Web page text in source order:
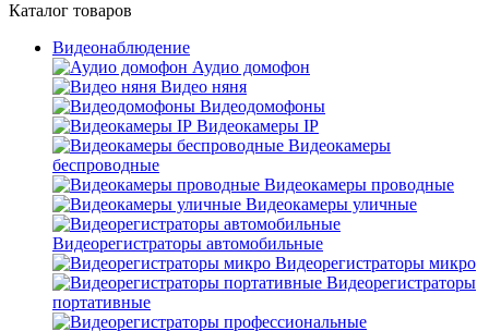
Каталог товаров
Видеонаблюдение
Аудио домофон
Видео няня
Видеодомофоны
Видеокамеры IP
Видеокамеры
беспроводные
Видеокамеры проводные
Видеокамеры уличные
Видеорегистраторы автомобильные
Видеорегистраторы микро
Видеорегистраторы
портативные